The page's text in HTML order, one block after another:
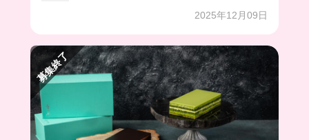
2025年12月09日
募集終了